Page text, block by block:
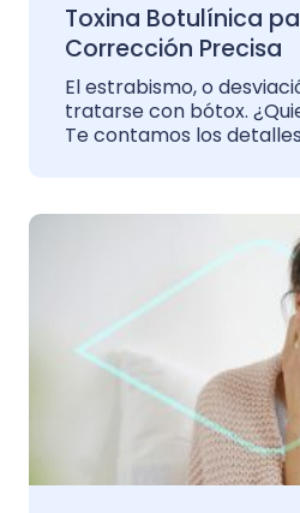
Toxina Botulínica
Corrección Precisa
El estrabismo, o
tratarse con bótox.
Te contamos los